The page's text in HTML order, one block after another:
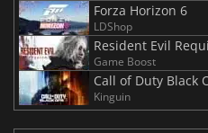
Forza Horizon 6
LDShop
Resident Evil
Game Boost
Call of Duty Black
Kinguin